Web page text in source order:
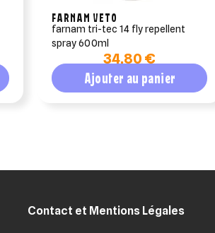
FARNAM VETO
farnam tri-tec 14 fly repellent
spray 600ml
34,80 €
Ajouter au panier
Contact et Mentions Légales